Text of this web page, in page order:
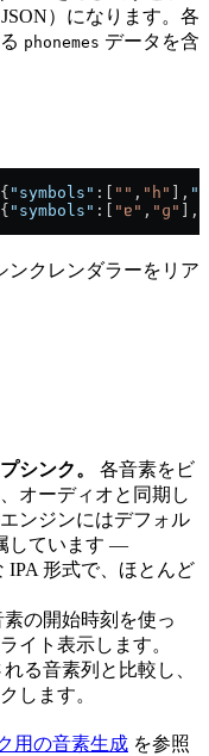
JSON）になります。各
phonemes データを含
"symbols" :[ "" , "h" ],
"symbols" :[ "ɐ" , "ɡ" ],
ンクレンダラーをリア
シンク。
各音素をビ
オーディオと同期し
ンジンにはデフォル
しています —
IPA 形式で、ほとんど
素の開始時刻を使っ
イト表示します。
る音素列と比較し、
します。
用の音素生成 を参照